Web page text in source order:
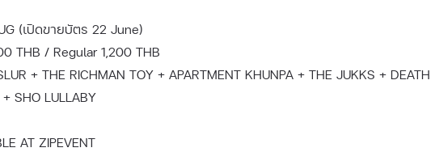
(เปิดขายบัตร 22 June)
THB / Regular 1,200 THB
+ THE RICHMAN TOY + APARTMENT KHUNPA + THE JUKKS + DEATH
SHO LULLABY
AT ZIPEVENT